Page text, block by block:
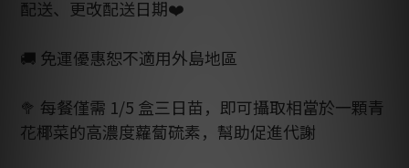
配送、更改配送日期❤️
🚚 免運優惠恕不適用外島地區
🥦 每餐僅需 1/5 盒三日苗，即可攝取相當於一顆青
花椰菜的高濃度蘿蔔硫素，幫助促進代謝